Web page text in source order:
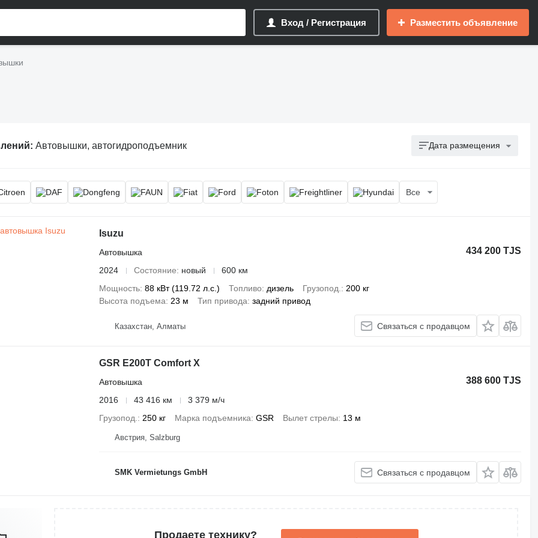
Вход / Регистрация Разместить объявление
Автовышки, автогидроподъемник Дата размещения
Все
Isuzu
434 200 TJS
Автовышка
2024
Состояние новый
600 км
Мощность 88 кВт (119.72 л.с.) Топливо дизель Грузопод.
200 кг
Высота подъема
23 м Тип привода задний привод
Казахстан, Алматы Связаться с продавцом
GSR E200T Comfort X
388 600 TJS
Автовышка
2016
43 416 км
3 379 м/ч
Грузопод.
250 кг Марка подъемника GSR Вылет стрелы 13 м
Австрия, Salzburg
SMK Vermietungs GmbH Связаться с продавцом
Продаете технику?